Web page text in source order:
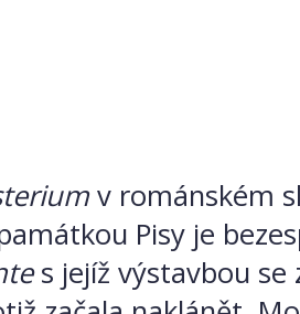
v románském
Pisy je
s jejíž výstavbou se